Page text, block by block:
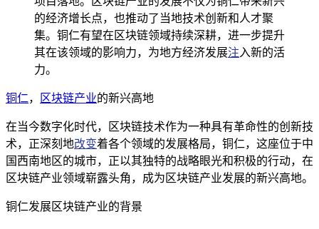
的经济增长点，也推动了当地技术创新和人才聚
集。铜仁有望在区块链领域持续深耕，进一步提升
其在该领域的影响力，为地方经济发展注 入新的活
力。
铜仁， 区块链产业的新兴高地
在当今数字化时代，区块链技术作为一种具有革命性的创新技
术，正深刻地改变着各个领域的发展格局，铜仁，这座位于中
国西南地区的城市，正以其独特的战略眼光和积极的行动，在
区块链产业领域崭露头角，成为区块链产业发展的新兴高地。
铜仁发展区块链产业的背景